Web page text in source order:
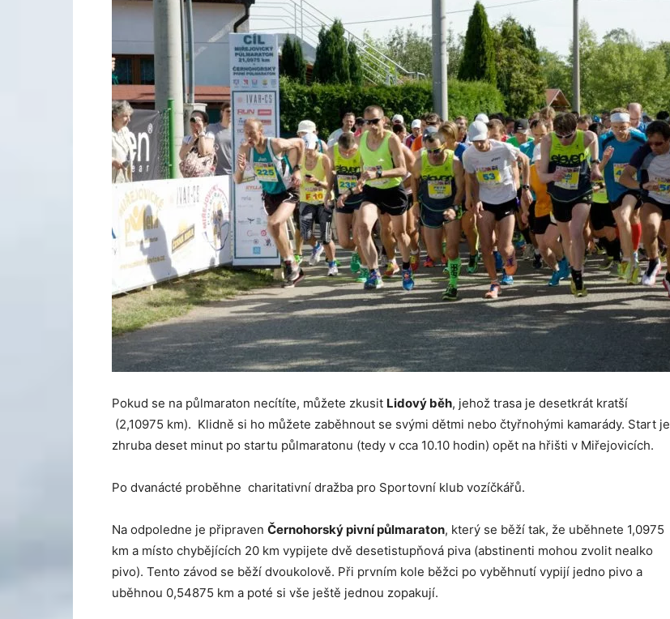
Pokud se na půlmaraton necítíte, můžete zkusit Lidový běh, jehož trasa je desetkrát kratší
(2,10975 km). Klidně si ho můžete zaběhnout se svými dětmi nebo čtyřnohými kamarády. Start je
zhruba deset minut po startu půlmaratonu (tedy v cca 10.10 hodin) opět na hřišti v Miřejovicích.
Po dvanácté proběhne charitativní dražba pro Sportovní klub vozíčkářů.
Na odpoledne je připraven Černohorský pivní půlmaraton, který se běží tak, že uběhnete 1,0975
km a místo chybějících 20 km vypijete dvě desetistupňová piva (abstinenti mohou zvolit nealko
pivo). Tento závod se běží dvoukolově. Při prvním kole běžci po vyběhnutí vypijí jedno pivo a
uběhnou 0,54875 km a poté si vše ještě jednou zopakují.